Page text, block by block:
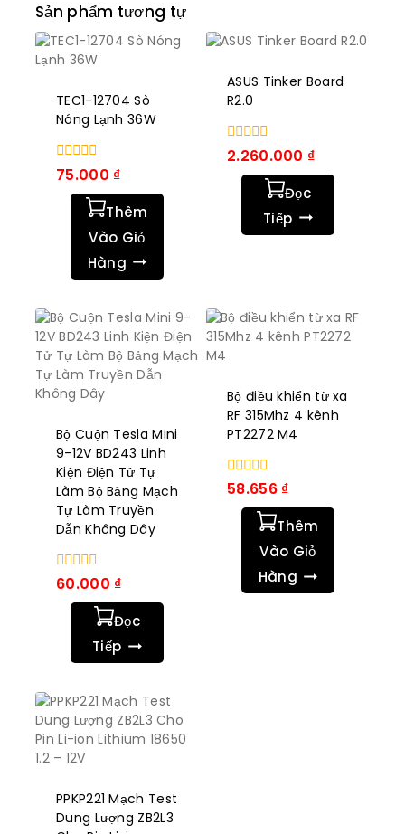
Sản phẩm tương tự
TEC1-12704 Sò
Nóng Lạnh 36W
0
trong
75.000 ₫
Thêm
Vào Giỏ
Hàng
ASUS Tinker Board
R2.0
0
trong
2.260.000 ₫
Đọc
Tiếp
Bộ Cuộn Tesla Mini
9-12V BD243 Linh
Kiện Điện Tử Tự
Làm Bộ Bảng Mạch
Tự Làm Truyền
Dẫn Không Dây
0
trong
60.000 ₫
Đọc
Tiếp
Bộ điều khiển từ xa
RF 315Mhz 4 kênh
PT2272 M4
0
trong
58.656 ₫
Thêm
Vào Giỏ
Hàng
PPKP221 Mạch Test
Dung Lượng ZB2L3